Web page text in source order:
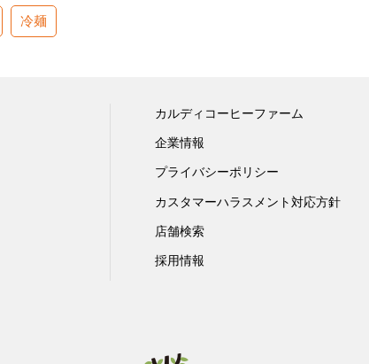
冷麺
カルディコーヒーファーム
企業情報
プライバシーポリシー
カスタマーハラスメント対応方針
店舗検索
採用情報